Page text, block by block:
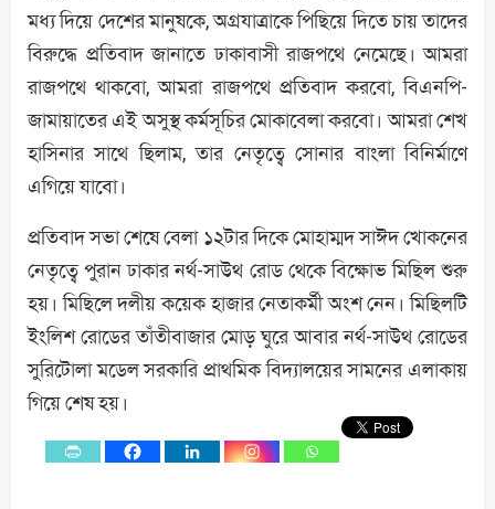
মধ্য দিয়ে দেশের মানুষকে, অগ্রযাত্রাকে পিছিয়ে দিতে চায় তাদের
বিরুদ্ধে প্রতিবাদ জানাতে ঢাকাবাসী রাজপথে নেমেছে। আমরা
রাজপথে থাকবো, আমরা রাজপথে প্রতিবাদ করবো, বিএনপি-
জামায়াতের এই অসুস্থ কর্মসূচির মোকাবেলা করবো। আমরা শেখ
হাসিনার সাথে ছিলাম, তার নেতৃত্বে সোনার বাংলা বিনির্মাণে
এগিয়ে যাবো।
প্রতিবাদ সভা শেষে বেলা ১২টার দিকে মোহাম্মদ সাঈদ খোকনের
নেতৃত্বে পুরান ঢাকার নর্থ-সাউথ রোড থেকে বিক্ষোভ মিছিল শুরু
হয়। মিছিলে দলীয় কয়েক হাজার নেতাকর্মী অংশ নেন। মিছিলটি
ইংলিশ রোডের তাঁতীবাজার মোড় ঘুরে আবার নর্থ-সাউথ রোডের
সুরিটোলা মডেল সরকারি প্রাথমিক বিদ্যালয়ের সামনের এলাকায়
গিয়ে শেষ হয়।